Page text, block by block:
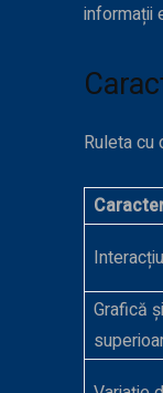
informații
Ruleta cu
Grafică